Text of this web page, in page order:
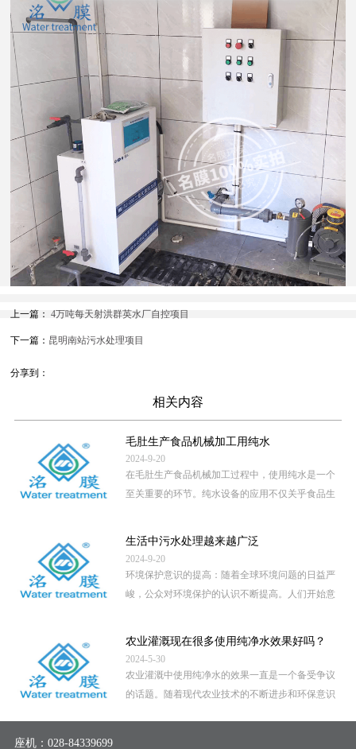
上一篇： 4万吨每天射洪群英水厂自控项目
下一篇： 昆明南站污水处理项目
分享到：
相关内容
毛肚生产食品机械加工用纯水
2024-9-20
在毛肚生产食品机械加工过程中，使用纯水是一个
至关重要的环节。纯水设备的应用不仅关乎食品生
生活中污水处理越来越广泛
2024-9-20
环境保护意识的提高：随着全球环境问题的日益严
峻，公众对环境保护的认识不断提高。人们开始意
农业灌溉现在很多使用纯净水效果好吗？
2024-5-30
农业灌溉中使用纯净水的效果一直是一个备受争议
的话题。随着现代农业技术的不断进步和环保意识
座机： 028-84339699